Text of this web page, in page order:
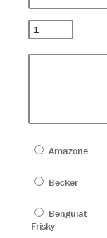
Amazone
Becker
Benguiat
Frisky